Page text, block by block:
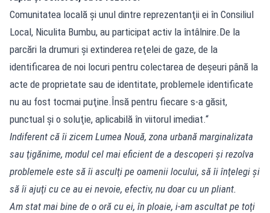
Comunitatea locală şi unul dintre reprezentanţii ei în Consiliul
Local, Niculita Bumbu, au participat activ la întâlnire.De la
parcări la drumuri şi extinderea reţelei de gaze, de la
identificarea de noi locuri pentru colectarea de deşeuri până la
acte de proprietate sau de identitate, problemele identificate
nu au fost tocmai puţine.Însă pentru fiecare s-a găsit,
punctual şi o soluţie, aplicabilă în viitorul imediat.“
Indiferent că îi zicem Lumea Nouă, zona urbană marginalizata
sau ţigănime, modul cel mai eficient de a descoperi şi rezolva
problemele este să îi asculţi pe oamenii locului, să îi înţelegi şi
să îi ajuţi cu ce au ei nevoie, efectiv, nu doar cu un pliant.
Am stat mai bine de o oră cu ei, în ploaie, i-am ascultat pe toţi